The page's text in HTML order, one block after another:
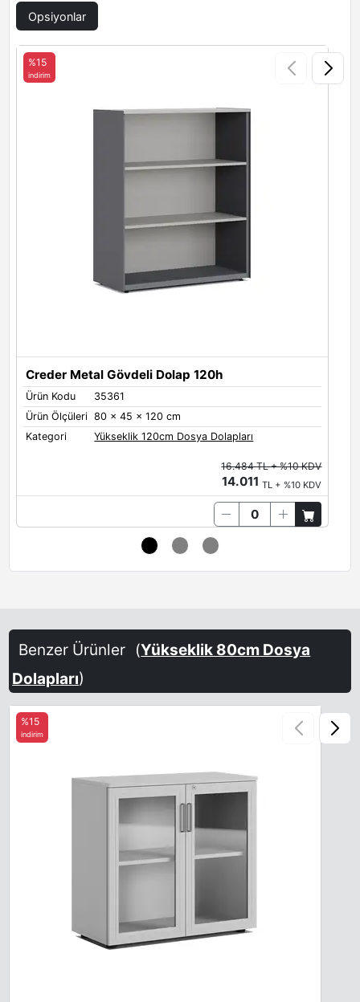
Siyah
Metal Renkleri - Yan Panel
Antrasit Limestone
Oxide Brown Red Salmon Orange
Terra Brown Sand-Yellow Steel Blue
Opsiyonlar
Creder Metal Gövdeli Dolap 120h
Ürün Kodu
35361
Ürün Ölçüleri 80 x 45 x 120 cm
Kategori
Yükseklik 120cm Dosya Dolapları
%15
indirim
16.484 TL + %10 KDV
14.011TL + %10 KDV
Benzer Ürünler (Yükseklik 80cm Dosya
Dolapları)
%15
indirim